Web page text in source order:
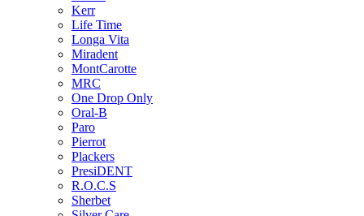
Kerr
Life Time
Longa Vita
Miradent
MontCarotte
MRC
One Drop Only
Oral-B
Paro
Pierrot
Plackers
PresiDENT
R.O.C.S
Sherbet